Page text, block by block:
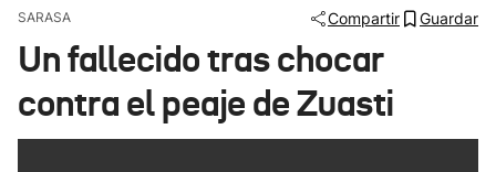
Ikusmiran
SARASA Compartir Guardar
Un fallecido tras chocar
contra el peaje de Zuasti